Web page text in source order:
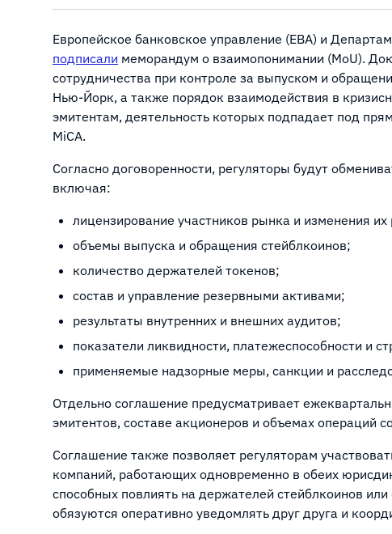
Европейское банковское управление (EBA) и
подписали меморандум о взаимопонимании (MoU).
сотрудничества при контроле за выпуском и
Нью-Йорк, а также порядок взаимодействия в
эмитентам, деятельность которых подпадает под
MiCA.
Согласно договоренности, регуляторы будут
включая:
лицензирование участников рынка и изменения их
объемы выпуска и обращения стейблкоинов;
количество держателей токенов;
состав и управление резервными активами;
результаты внутренних и внешних аудитов;
показатели ликвидности, платежеспособности и
применяемые надзорные меры, санкции и
Отдельно соглашение предусматривает
эмитентов, составе акционеров и объемах операций
Соглашение также позволяет регуляторам
компаний, работающих одновременно в обеих
способных повлиять на держателей стейблкоинов
обязуются оперативно уведомлять друг друга и